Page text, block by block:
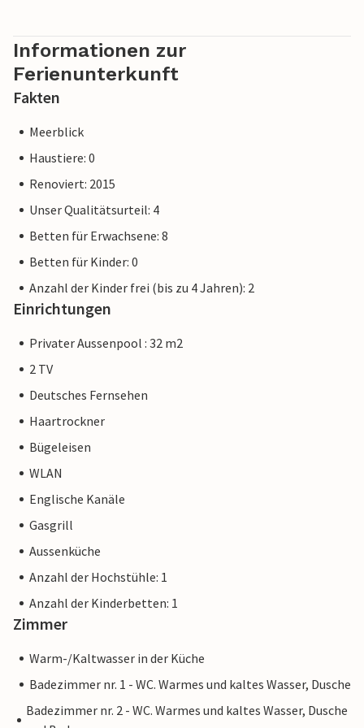
einer Unterkunft eines professionellen Eigentümers
unterscheidet.
Informationen zur
Ferienunterkunft
Fakten
Meerblick
Haustiere: 0
Renoviert: 2015
Unser Qualitätsurteil: 4
Betten für Erwachsene: 8
Betten für Kinder: 0
Anzahl der Kinder frei (bis zu 4 Jahren): 2
Einrichtungen
Privater Aussenpool : 32 m2
2 TV
Deutsches Fernsehen
Haartrockner
Bügeleisen
WLAN
Englische Kanäle
Gasgrill
Aussenküche
Anzahl der Hochstühle: 1
Anzahl der Kinderbetten: 1
Zimmer
Warm-/Kaltwasser in der Küche
Badezimmer nr. 1 - WC. Warmes und kaltes Wasser, Dusche
Badezimmer nr. 2 - WC. Warmes und kaltes Wasser, Dusche